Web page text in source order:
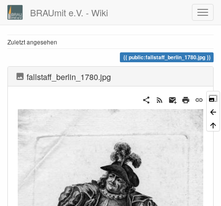
BRAUmit e.V. - Wiki
Zuletzt angesehen
public:fallstaff_berlin_1780.jpg
fallstaff_berlin_1780.jpg